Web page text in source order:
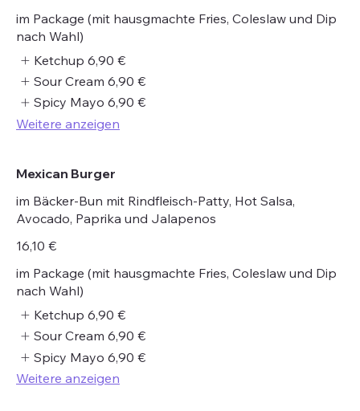
im Package (mit hausgmachte Fries, Coleslaw und Dip
nach Wahl)
Ketchup 6,90 €
Sour Cream 6,90 €
Spicy Mayo 6,90 €
Weitere anzeigen
Mexican Burger
im Bäcker-Bun mit Rindfleisch-Patty, Hot Salsa,
Avocado, Paprika und Jalapenos
16,10 €
im Package (mit hausgmachte Fries, Coleslaw und Dip
nach Wahl)
Ketchup 6,90 €
Sour Cream 6,90 €
Spicy Mayo 6,90 €
Weitere anzeigen